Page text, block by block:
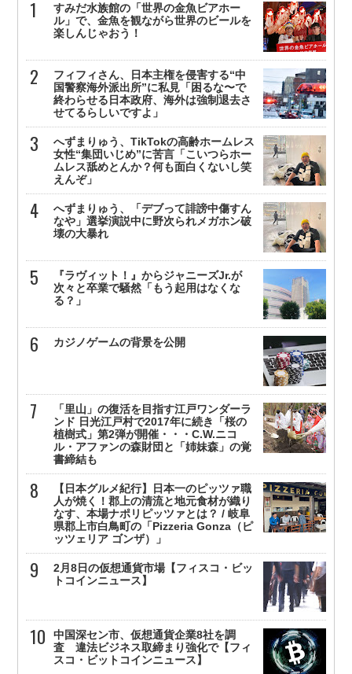
すみだ水族館の「世界の金魚ビアホー
ル」で、金魚を観ながら世界のビールを
楽しんじゃおう！
フィフィさん、日本主権を侵害する“中
国警察海外派出所”に私見「困るな〜で
終わらせる日本政府、海外は強制退去さ
せてるらしいですよ」
へずまりゅう、TikTokの高齢ホームレス
女性“集団いじめ”に苦言「こいつらホー
ムレス舐めとんか？何も面白くないし笑
えんぞ」
へずまりゅう、「デブって誹謗中傷すん
なや」選挙演説中に野次られメガホン破
壊の大暴れ
『ラヴィット！』からジャニーズJr.が
次々と卒業で騒然「もう起用はなくな
る？」
カジノゲームの背景を公開
「里山」の復活を目指す江戸ワンダーラ
ンド 日光江戸村で2017年に続き「桜の
植樹式」第2弾が開催・・・C.W.ニコ
ル・アファンの森財団と「姉妹森」の覚
書締結も
【日本グルメ紀行】日本一のピッツァ職
人が焼く！郡上の清流と地元食材が織り
なす、本場ナポリピッツァとは？ / 岐阜
県郡上市白鳥町の「Pizzeria Gonza（ピ
ッツェリア ゴンザ）」
2月8日の仮想通貨市場【フィスコ・ビッ
トコインニュース】
中国深セン市、仮想通貨企業8社を調
査 違法ビジネス取締まり強化で【フィ
スコ・ビットコインニュース】